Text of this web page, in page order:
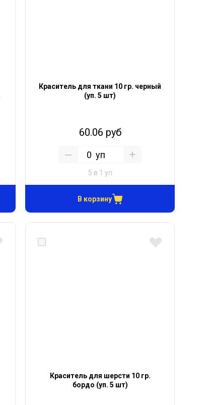
Краситель для ткани 10 гр. черный
(уп. 5 шт)
60.06 руб
уп
5 в 1 уп
В корзину
Краситель для шерсти 10 гр.
бордо (уп. 5 шт)